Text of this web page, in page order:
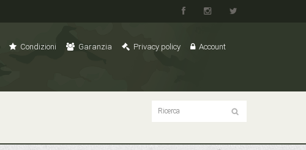
Condizioni Garanzia Privacy policy
Account